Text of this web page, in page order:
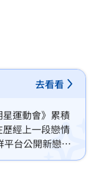
去看看
運動會》累積
經上一段戀情
平台公開新戀
謝你出現在我